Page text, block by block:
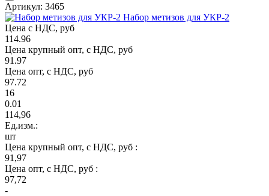
Артикул: 3465
Набор метизов для УКР-2
Цена с НДС, руб
114.96
Цена крупный опт, с НДС, руб
91.97
Цена опт, с НДС, руб
97.72
16
0.01
114,96
Ед.изм.:
шт
Цена крупный опт, с НДС, руб :
91,97
Цена опт, с НДС, руб :
97,72
-